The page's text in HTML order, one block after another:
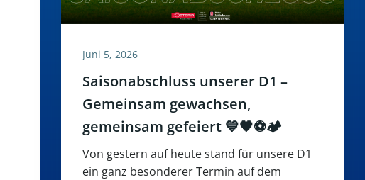
Juni 5, 2026
Saisonabschluss unserer D1 –
Gemeinsam gewachsen,
gemeinsam gefeiert 💙🖤⚽🏕️
Von gestern auf heute stand für unsere D1
ein ganz besonderer Termin auf dem